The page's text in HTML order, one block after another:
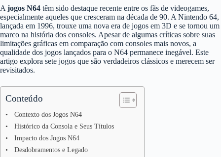
A jogos N64 têm sido destaque recente entre os fãs de videogames,
especialmente aqueles que cresceram na década de 90. A Nintendo 64,
lançada em 1996, trouxe uma nova era de jogos em 3D e se tornou um
marco na história dos consoles. Apesar de algumas críticas sobre suas
limitações gráficas em comparação com consoles mais novos, a
qualidade dos jogos lançados para o N64 permanece inegável. Este
artigo explora sete jogos que são verdadeiros clássicos e merecem ser
revisitados.
Conteúdo
Contexto dos Jogos N64
Histórico da Consola e Seus Títulos
Impacto dos Jogos N64
Desdobramentos e Legado